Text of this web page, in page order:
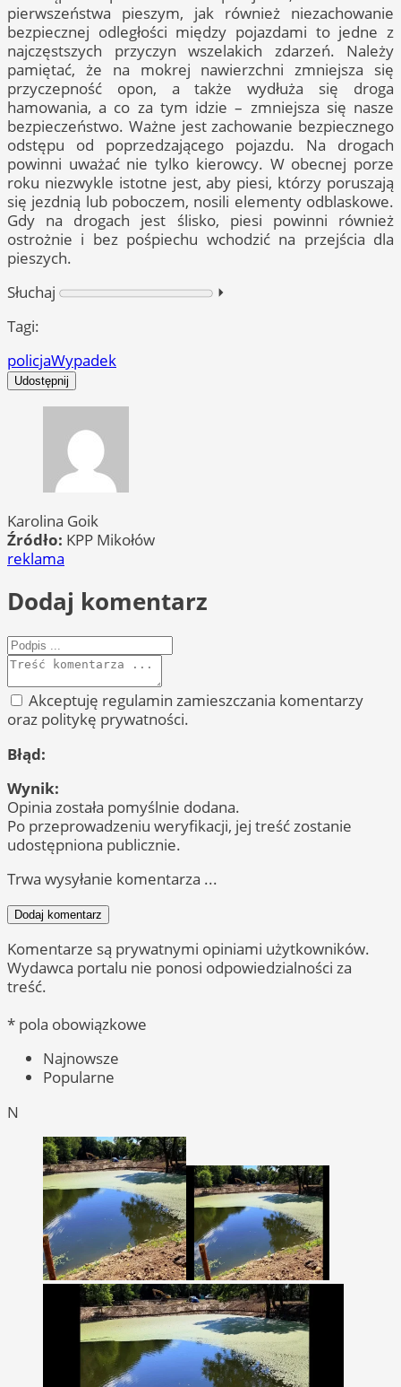
pierwszeństwa pieszym, jak również niezachowanie
bezpiecznej odległości między pojazdami to jedne z
najczęstszych przyczyn wszelakich zdarzeń. Należy
pamiętać, że na mokrej nawierzchni zmniejsza się
przyczepność opon, a także wydłuża się droga
hamowania, a co za tym idzie – zmniejsza się nasze
bezpieczeństwo. Ważne jest zachowanie bezpiecznego
odstępu od poprzedzającego pojazdu. Na drogach
powinni uważać nie tylko kierowcy. W obecnej porze
roku niezwykle istotne jest, aby piesi, którzy poruszają
się jezdnią lub poboczem, nosili elementy odblaskowe.
Gdy na drogach jest ślisko, piesi powinni również
ostrożnie i bez pośpiechu wchodzić na przejścia dla
pieszych.
Słuchaj
⏵︎
Tagi:
policjaWypadek
Udostępnij
Karolina Goik
Źródło: KPP Mikołów
reklama
Dodaj komentarz
Akceptuję regulamin zamieszczania komentarzy
oraz politykę prywatności.
Błąd:
Wynik:
Opinia została pomyślnie dodana.
Po przeprowadzeniu weryfikacji, jej treść zostanie
udostępniona publicznie.
Trwa wysyłanie komentarza ...
Dodaj komentarz
Komentarze są prywatnymi opiniami użytkowników.
Wydawca portalu nie ponosi odpowiedzialności za
treść.
* pola obowiązkowe
Najnowsze
Popularne
N